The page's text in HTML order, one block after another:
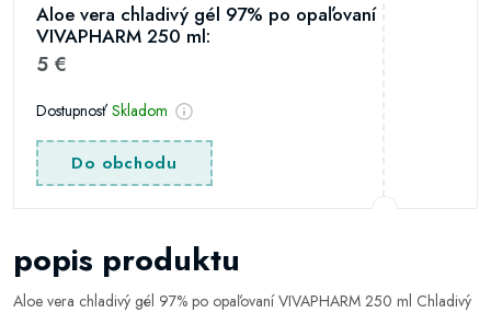
Aloe vera chladivý gél 97% po opaľovaní
VIVAPHARM 250 ml:
5 €
Dostupnosť Skladom
Do obchodu
popis produktu
Aloe vera chladivý gél 97% po opaľovaní VIVAPHARM 250 ml Chladivý